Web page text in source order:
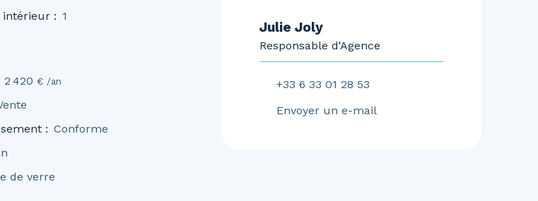
intérieur : 1
2 420 € /an
: Conforme
de verre
Julie Joly
Responsable d'Agence
+33 6 33 01 28 53
Envoyer un e-mail